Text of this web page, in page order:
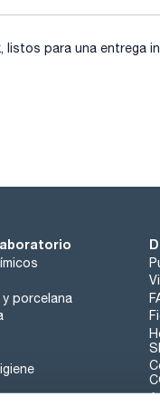
para una entrega
porcelana